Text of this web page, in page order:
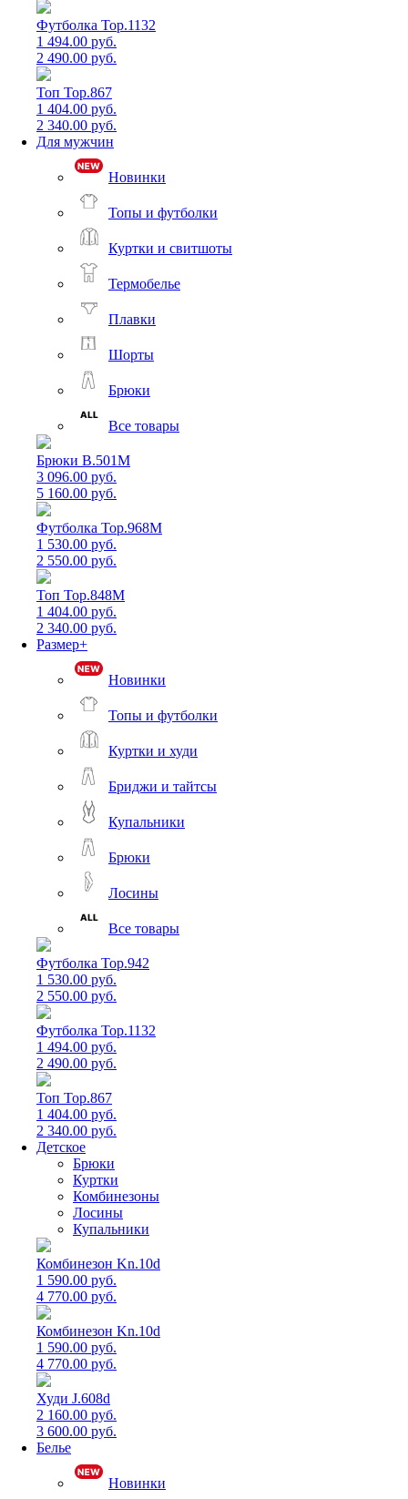
Футболка Top.1132
1 494.00 руб.
2 490.00 руб.
Топ Top.867
1 404.00 руб.
2 340.00 руб.
Для мужчин
Новинки
Топы и футболки
Куртки и свитшоты
Термобелье
Плавки
Шорты
Брюки
Все товары
Брюки B.501M
3 096.00 руб.
5 160.00 руб.
Футболка Top.968M
1 530.00 руб.
2 550.00 руб.
Топ Top.848M
1 404.00 руб.
2 340.00 руб.
Размер+
Новинки
Топы и футболки
Куртки и худи
Бриджи и тайтсы
Купальники
Брюки
Лосины
Все товары
Футболка Top.942
1 530.00 руб.
2 550.00 руб.
Футболка Top.1132
1 494.00 руб.
2 490.00 руб.
Топ Top.867
1 404.00 руб.
2 340.00 руб.
Детское
Брюки
Куртки
Комбинезоны
Лосины
Купальники
Комбинезон Kn.10d
1 590.00 руб.
4 770.00 руб.
Комбинезон Kn.10d
1 590.00 руб.
4 770.00 руб.
Худи J.608d
2 160.00 руб.
3 600.00 руб.
Белье
Новинки